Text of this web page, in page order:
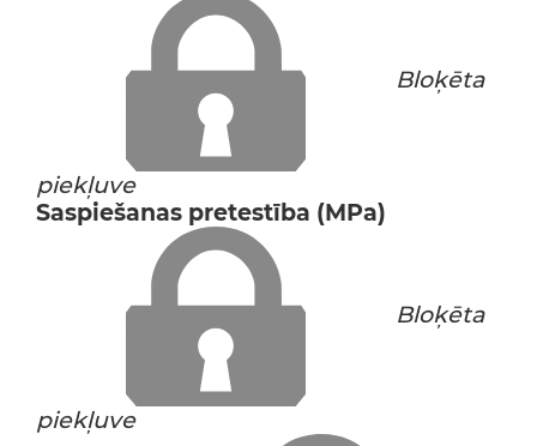
Bloķēta
piekļuve
Saspiešanas pretestība (MPa)
Bloķēta
piekļuve